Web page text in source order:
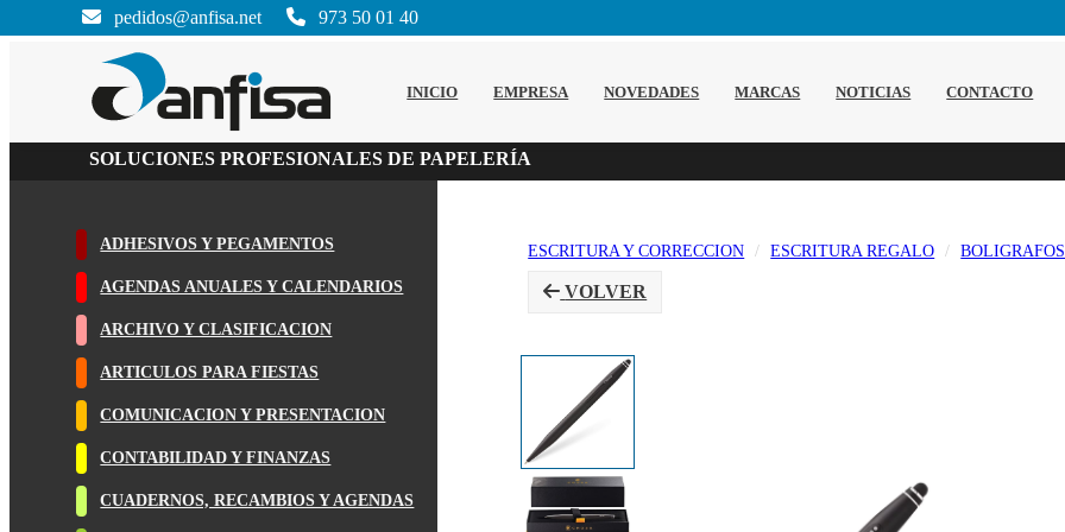
INICIO EMPRESA NOVEDADES MARCAS NOTICIAS CONTACTO
SOLUCIONES PROFESIONALES DE PAPELERÍA
pedidos@anfisa.net 973 50 01 40
ADHESIVOS Y PEGAMENTOS
AGENDAS ANUALES Y CALENDARIOS
ARCHIVO Y CLASIFICACION
ARTICULOS PARA FIESTAS
COMUNICACION Y PRESENTACION
CONTABILIDAD Y FINANZAS
CUADERNOS, RECAMBIOS Y AGENDAS
ESCRITURA Y CORRECCION ESCRITURA REGALO BOLIGRAFOS
VOLVER